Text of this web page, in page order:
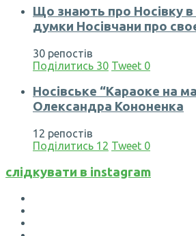
Що знають про Носівку в
думки Носівчани про
30 репостів
Поділитись 30 Tweet 0
Носівське “Караоке на
Олександра Кононенка
12 репостів
Поділитись 12 Tweet 0
слідкувати в instagram